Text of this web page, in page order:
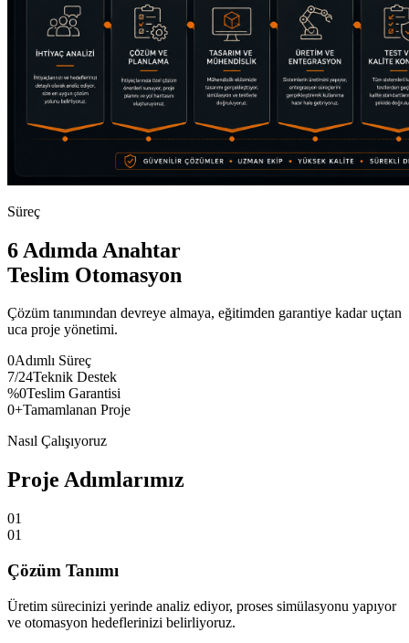
Süreç
6 Adımda Anahtar
Teslim Otomasyon
Çözüm tanımından devreye almaya, eğitimden garantiye kadar uçtan
uca proje yönetimi.
0Adımlı Süreç
7/24Teknik Destek
%0Teslim Garantisi
0+Tamamlanan Proje
Nasıl Çalışıyoruz
Proje Adımlarımız
01
01
Çözüm Tanımı
Üretim sürecinizi yerinde analiz ediyor, proses simülasyonu yapıyor
ve otomasyon hedeflerinizi belirliyoruz.